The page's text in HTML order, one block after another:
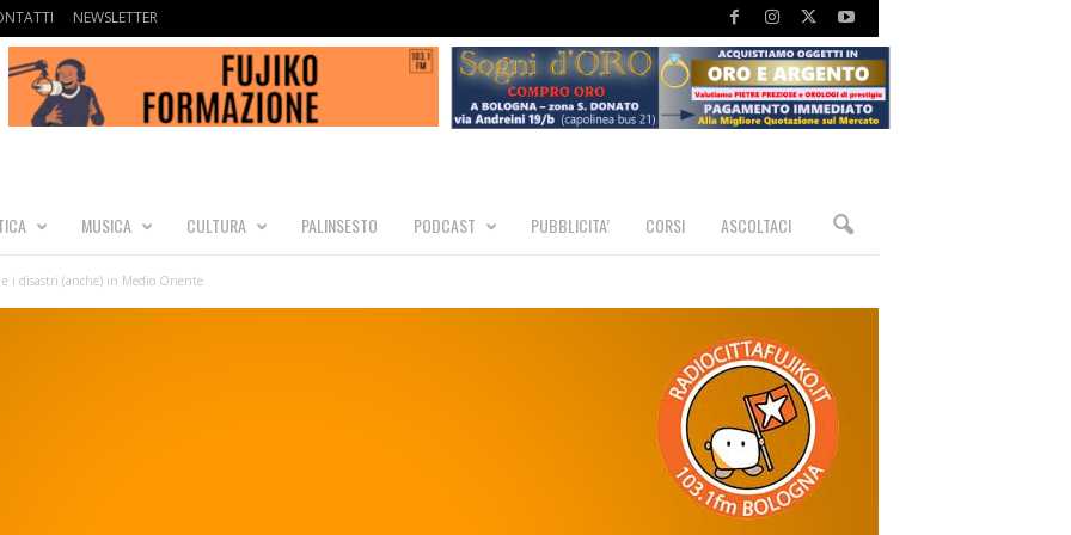
NEWSLETTER
MUSICA CULTURA PALINSESTO PODCAST PUBBLICITA’ CORSI ASCOLTACI
e i disastri (anche) in Medio Oriente